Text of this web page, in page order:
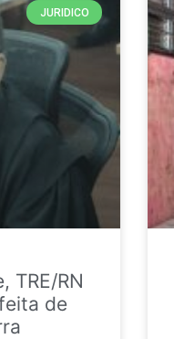
JURIDICO
TRE/RN
de